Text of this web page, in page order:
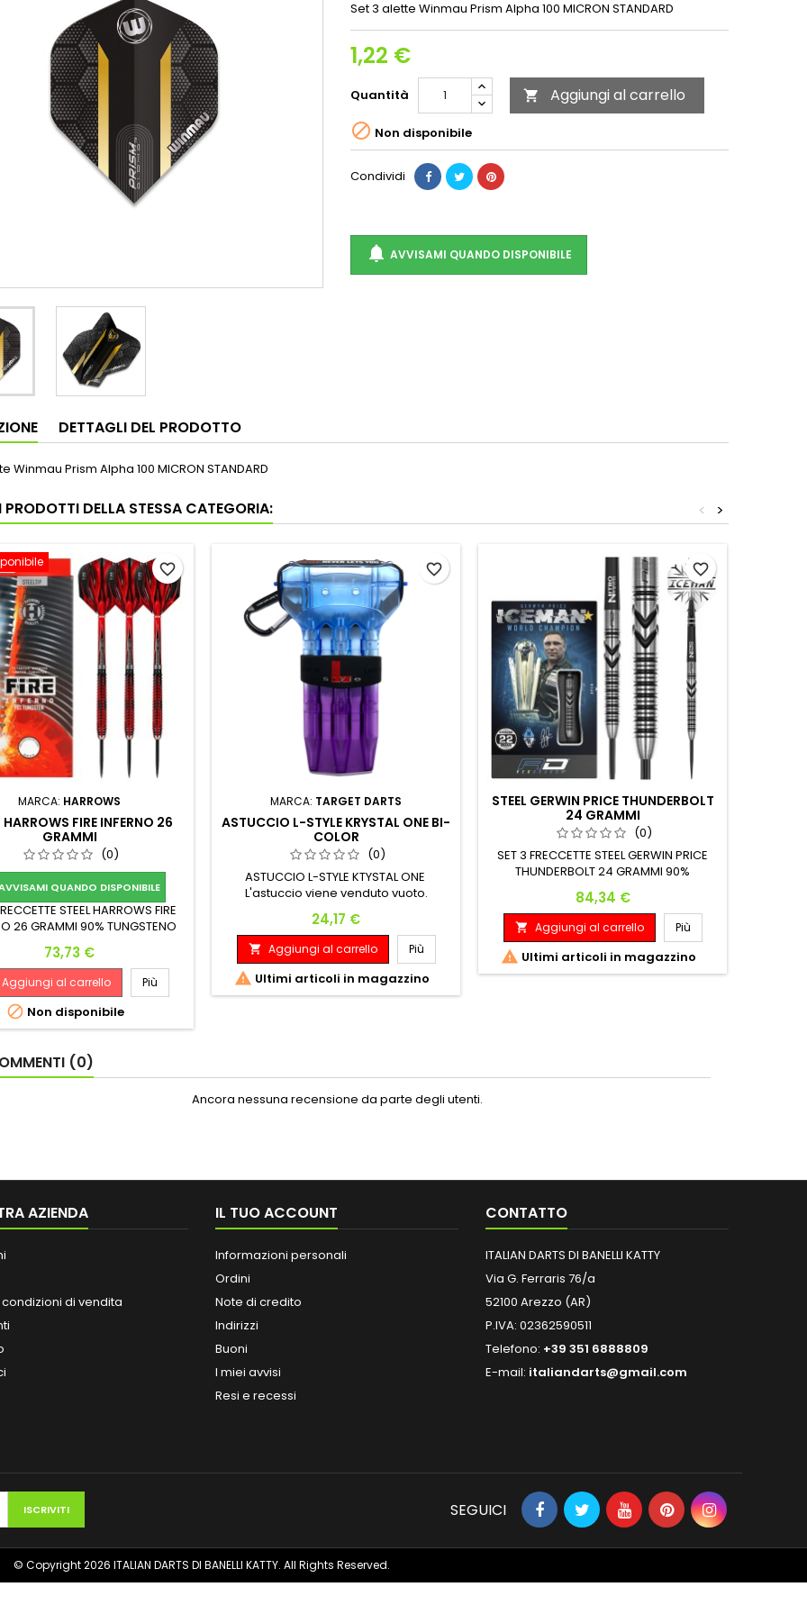
Set 3 alette Winmau Prism Alpha 100 MICRON STANDARD
1,22 €
Quantità  Aggiungi al carrello
 Non disponibile
Condividi
 AVVISAMI QUANDO DISPONIBILE
DETTAGLI DEL PRODOTTO
Winmau Prism Alpha 100 MICRON STANDARD
PRODOTTI DELLA STESSA CATEGORIA: >
<
MARCA: HARROWS
HARROWS FIRE INFERNO 26
GRAMMI
(0)
QUANDO DISPONIBILE
STEEL HARROWS FIRE
26 GRAMMI 90% TUNGSTENO
7.85 MM LUNGHEZZA 50 MM
Prezzo
73,73 €
Aggiungi al carrello Più
 Non disponibile
favorite_border
MARCA: TARGET DARTS
ASTUCCIO L-STYLE KRYSTAL ONE BI-
COLOR
(0)
ASTUCCIO L-STYLE KTYSTAL ONE
L'astuccio viene venduto vuoto.
Prezzo
24,17 €
 Aggiungi al carrello Più
 Ultimi articoli in magazzino
favorite_border
STEEL GERWIN PRICE THUNDERBOLT
24 GRAMMI
(0)
SET 3 FRECCETTE STEEL GERWIN PRICE
THUNDERBOLT 24 GRAMMI 90%
TUNGSTENO 24 G. 50.80 mm LUNGHEZZA
6.60 mm DIAMETRO
Prezzo
84,34 €
 Aggiungi al carrello Più
 Ultimi articoli in magazzino
favorite_border
(0)
Ancora nessuna recensione da parte degli utenti.
AZIENDA
di vendita
IL TUO ACCOUNT
Informazioni personali
Ordini
Note di credito
Indirizzi
Buoni
I miei avvisi
Resi e recessi
CONTATTO
ITALIAN DARTS DI BANELLI KATTY
Via G. Ferraris 76/a
52100 Arezzo (AR)
P.IVA: 02362590511
Telefono: +39 351 6888809
E-mail: italiandarts@gmail.com
SEGUICI
© Copyright 2026 ITALIAN DARTS DI BANELLI KATTY. All Rights Reserved.